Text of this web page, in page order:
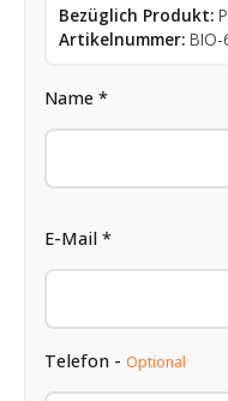
Bezüglich Produkt:
Artikelnummer:
Name *
E-Mail *
Telefon - Optional